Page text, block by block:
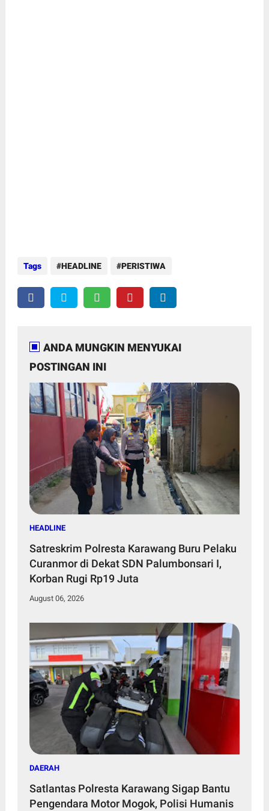
Tags HEADLINE PERISTIWA
ANDA MUNGKIN MENYUKAI
POSTINGAN INI
HEADLINE
Satreskrim Polresta Karawang Buru Pelaku
Curanmor di Dekat SDN Palumbonsari I,
Korban Rugi Rp19 Juta
August 06, 2026
DAERAH
Satlantas Polresta Karawang Sigap Bantu
Pengendara Motor Mogok, Polisi Humanis